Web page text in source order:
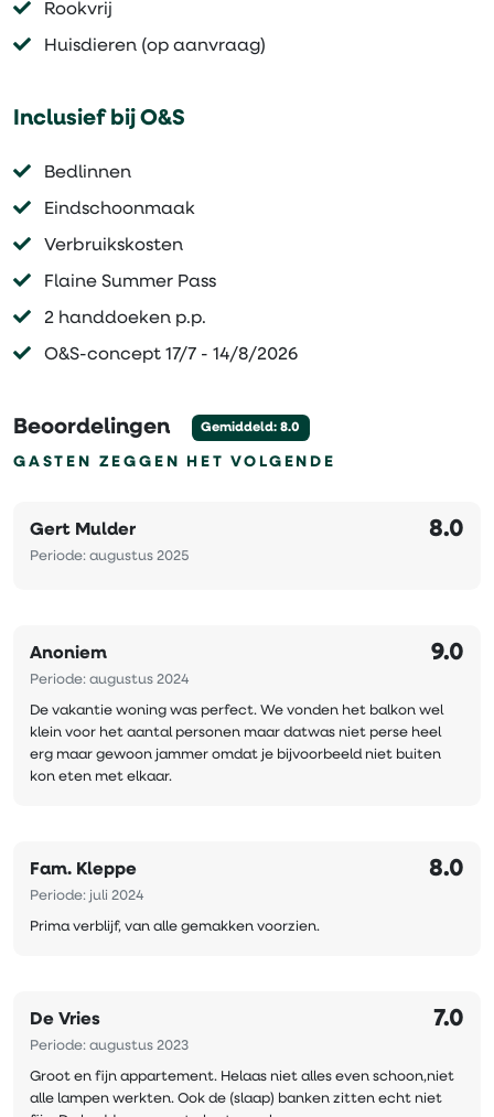
Rookvrij
Huisdieren (op aanvraag)
Inclusief bij O&S
Bedlinnen
Eindschoonmaak
Verbruikskosten
Flaine Summer Pass
2 handdoeken p.p.
O&S-concept 17/7 - 14/8/2026
Beoordelingen Gemiddeld: 8.0
GASTEN ZEGGEN HET VOLGENDE
Gert Mulder
Periode: augustus 2025
8.0
Anoniem
Periode: augustus 2024
9.0
De vakantie woning was perfect. We vonden het balkon wel
klein voor het aantal personen maar datwas niet perse heel
erg maar gewoon jammer omdat je bijvoorbeeld niet buiten
kon eten met elkaar.
Fam. Kleppe
Periode: juli 2024
8.0
Prima verblijf, van alle gemakken voorzien.
De Vries
Periode: augustus 2023
7.0
Groot en fijn appartement. Helaas niet alles even schoon,niet
alle lampen werkten. Ook de (slaap) banken zitten echt niet